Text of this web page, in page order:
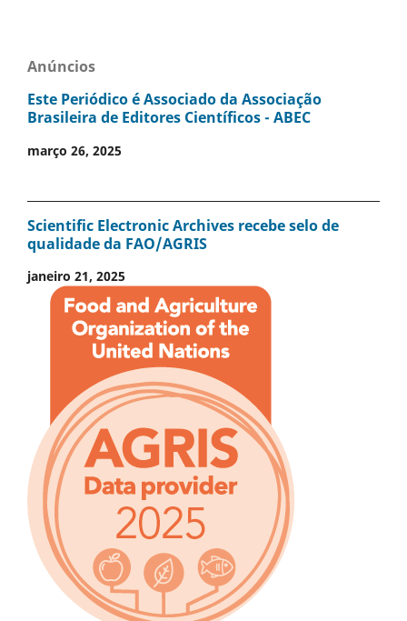
Anúncios
Este Periódico é Associado da Associação
Brasileira de Editores Científicos - ABEC
março 26, 2025
Scientific Electronic Archives recebe selo de
qualidade da FAO/AGRIS
janeiro 21, 2025